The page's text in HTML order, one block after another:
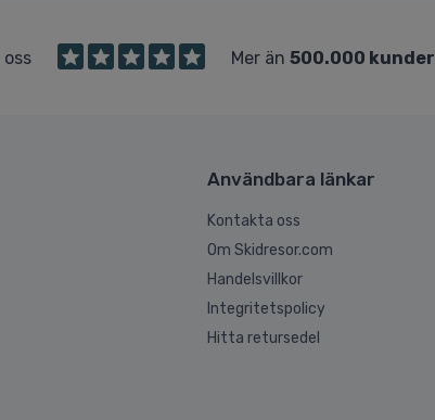
oss Mer än 500.000 kunder
Användbara länkar
Kontakta oss
Om Skidresor.com
Handelsvillkor
Integritetspolicy
Hitta retursedel